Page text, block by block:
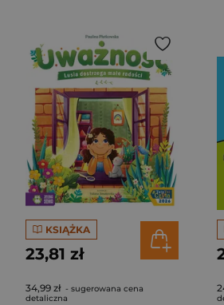
KSIĄŻKA
23,81 zł
34,99 zł - sugerowana cena
detaliczna